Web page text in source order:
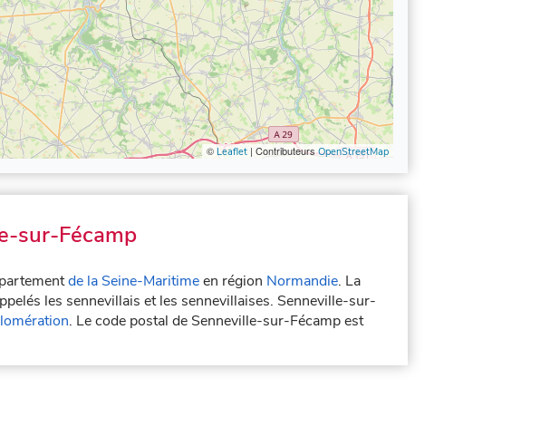
© Leaflet | ContributeursOpenStreetMap
sur-Fécamp
de la Seine-Maritimeen région Normandie. La
les sennevillais et les sennevillaises. Senneville-sur-
. Le code postal de Senneville-sur-Fécamp est